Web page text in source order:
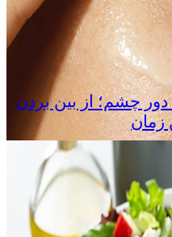
چشم؛ از بین بردن
زمان